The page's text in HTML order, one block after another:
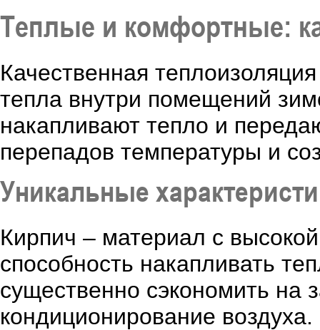
Теплые и комфортные:
Качественная
тепла внутри помещений
накапливают тепло и
перепадов температуры и
Уникальные
Кирпич – материал с
способность накапливать
существенно сэкономить на
кондиционирование воздуха.